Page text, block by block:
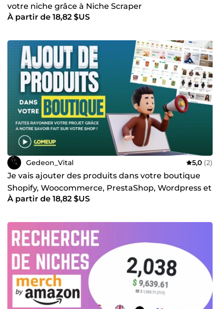
votre niche grâce à Niche Scraper
À partir de 18,82 $US
Gedeon_Vital 5,0 (2)
Je vais ajouter des produits dans votre boutique
Shopify, Woocommerce, PrestaShop, Wordpress et
autres
À partir de 18,82 $US